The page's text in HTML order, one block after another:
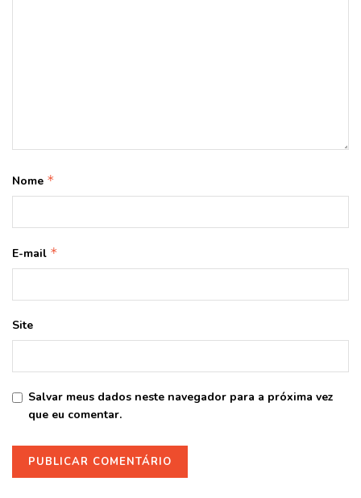
Nome *
E-mail *
Site
Salvar meus dados neste navegador para a próxima vez
que eu comentar.